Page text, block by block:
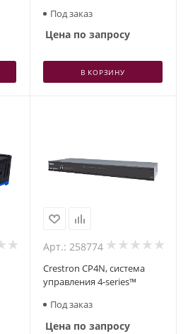
Под заказ
Цена по запросу
В КОРЗИНУ
Арт.: 258774
Crestron CP4N, система
управления 4-series™
Под заказ
Цена по запросу